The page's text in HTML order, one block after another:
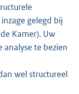
gelegd bij
Kamer). Uw
analyse te bezien
wel structureel